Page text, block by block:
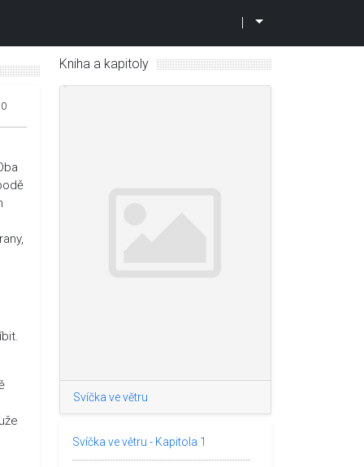
Kniha a kapitoly
Svíčka ve větru
Svíčka ve větru - Kapitola 1